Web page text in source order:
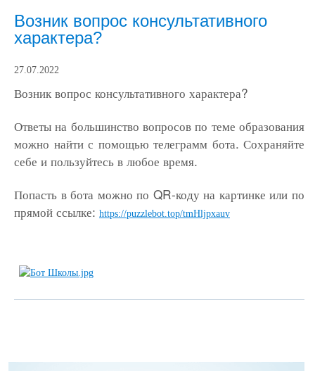
Возник вопрос консультативного
характера?
27.07.2022
Возник вопрос консультативного характера?
Ответы на большинство вопросов по теме образования
можно найти с помощью телеграмм бота. Сохраняйте
себе и пользуйтесь в любое время.
Попасть в бота можно по QR-коду на картинке или по
прямой ссылке: https://puzzlebot.top/tmHljpxauv